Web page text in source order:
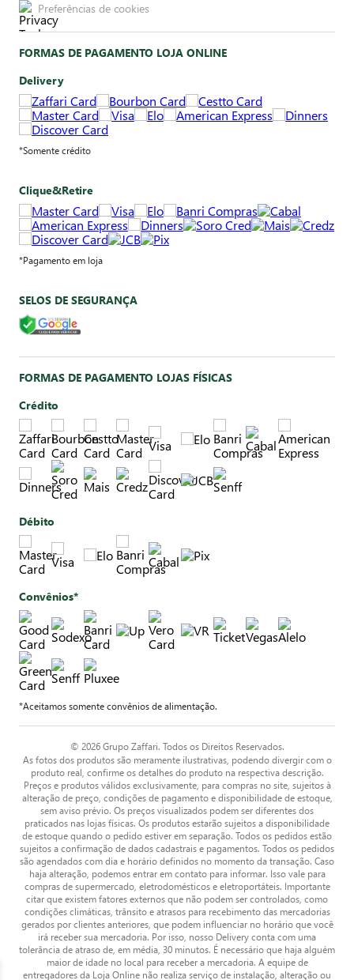
Preferências de cookies
FORMAS DE PAGAMENTO LOJA ONLINE
Delivery
*Somente crédito
Clique&Retire
*Pagamento em loja
SELOS DE SEGURANÇA
FORMAS DE PAGAMENTO LOJAS FÍSICAS
Crédito
Débito
Convênios*
*Aceitamos somente convênios de alimentação.
© 2026 Grupo Zaffari. Todos os Direitos Reservados.
As fotos dos produtos são meramente ilustrativas, podendo divergir com o
produto real, confirme os detalhes do produto na respectiva descrição.
Preços e produtos válidos exclusivamente, para compras no site, sujeitos à
alteração de preço, condições de pagamento e disponibilidade de estoque,
sem aviso prévio. Os preços visualizados podem ser diferentes dos
praticados nas lojas físicas. Os produtos estarão sujeitos a disponibilidade
de estoque quando o pedido estiver em separação. Todos os pedidos estão
sujeitos a confirmação de dados cadastrais e pagamentos. Todos os pedidos
são agendados com dia e horário definidos no momento da transação. Caso
haja alteração, podemos entrar em contato para informar. Isso vale para
compras de supermercado, eletrodomésticos e eletroportáteis. Importante
citar que existem fatores externos que não podem ser controlados, como
condições climáticas, trânsito e atrasos para recebimento das mercadorias
gerados por clientes anteriores, que podem influenciar no horário que você
irá receber sua mercadoria. Por isso, nosso Delivery conta com uma
tolerância de atraso de, em média, 30 minutos. É necessário que haja alguém
maior de idade no local para receber a mercadoria. A equipe de
entregadores da Loja Online não realiza serviço de instalação, alteração ou